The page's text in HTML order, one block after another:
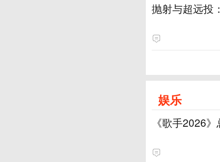
抛射与超远投
娱乐
《歌手2026